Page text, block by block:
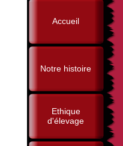
Accueil
Notre histoire
Ethique
d'élevage